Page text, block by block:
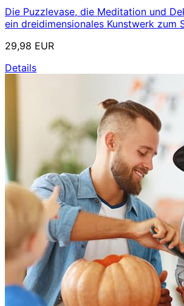
Die Puzzlevase, die Meditation und
ein dreidimensionales Kunstwerk zum
29,98 EUR
Details